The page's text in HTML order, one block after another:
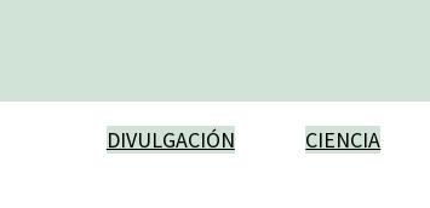
DIVULGACIÓN CIENCIA